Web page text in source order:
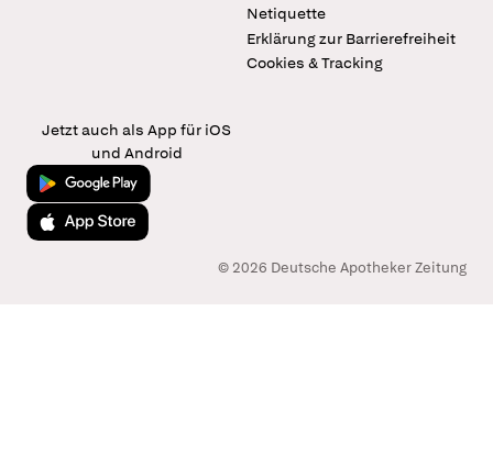
Netiquette
Erklärung zur Barrierefreiheit
Cookies & Tracking
Jetzt auch als App für iOS
und Android
Jetzt bei Google Play
Laden im App Store
© 2026 Deutsche Apotheker Zeitung